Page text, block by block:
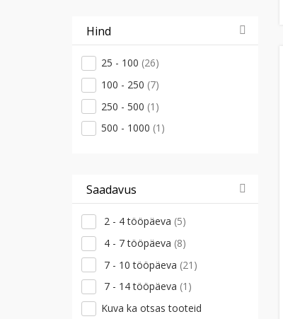
Hind
25 - 100 (26)
100 - 250 (7)
250 - 500 (1)
500 - 1000 (1)
Saadavus
2 - 4 tööpäeva (5)
4 - 7 tööpäeva (8)
7 - 10 tööpäeva (21)
7 - 14 tööpäeva (1)
Kuva ka otsas tooteid